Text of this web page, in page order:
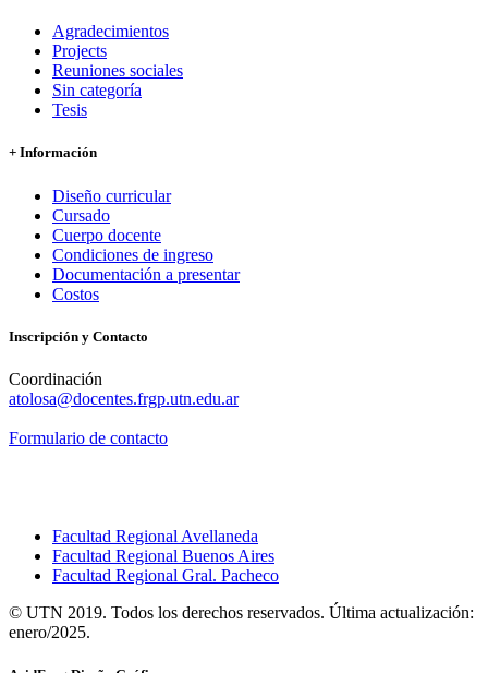
Agradecimientos
Projects
Reuniones sociales
Sin categoría
Tesis
+ Información
Diseño curricular
Cursado
Cuerpo docente
Condiciones de ingreso
Documentación a presentar
Costos
Inscripción y Contacto
Coordinación
atolosa@docentes.frgp.utn.edu.ar
Formulario de contacto
Facultad Regional Avellaneda
Facultad Regional Buenos Aires
Facultad Regional Gral. Pacheco
© UTN 2019. Todos los derechos reservados. Última actualización:
enero/2025.